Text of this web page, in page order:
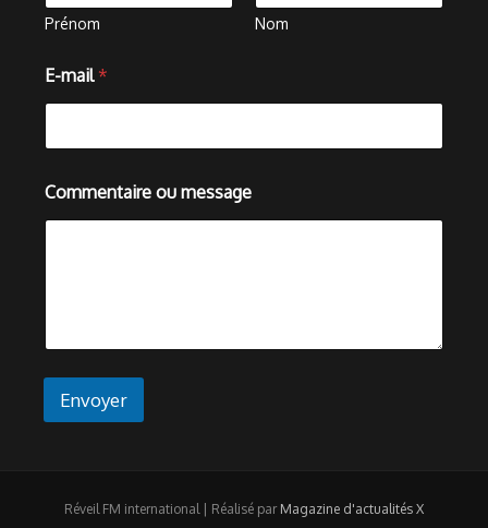
Prénom Nom
e
s
a
e
*
m
e
E-mail *
Commentaire ou message
Envoyer
Réveil FM international | Réalisé par Magazine d'actualités X